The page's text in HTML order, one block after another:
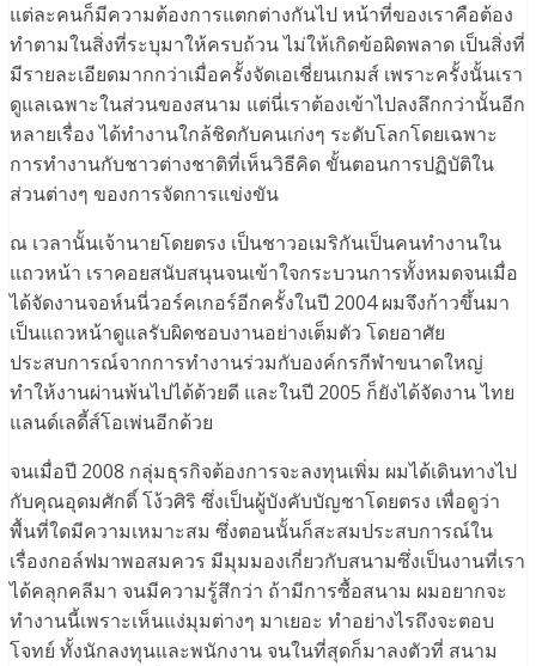
แต่ละคนก็มีความต้องการแตกต่างกันไป หน้าที่ของเราคือต้อง
ทำตามในสิ่งที่ระบุมาให้ครบถ้วน ไม่ให้เกิดข้อผิดพลาด เป็นสิ่งที่
มีรายละเอียดมากกว่าเมื่อครั้งจัดเอเชี่ยนเกมส์ เพราะครั้งนั้นเรา
ดูแลเฉพาะในส่วนของสนาม แต่นี่เราต้องเข้าไปลงลึกกว่านั้นอีก
หลายเรื่อง ได้ทำงานใกล้ชิดกับคนเก่งๆ ระดับโลกโดยเฉพาะ
การทำงานกับชาวต่างชาติที่เห็นวิธีคิด ขั้นตอนการปฏิบัติใน
ส่วนต่างๆ ของการจัดการแข่งขัน
ณ เวลานั้นเจ้านายโดยตรง เป็นชาวอเมริกันเป็นคนทำงานใน
แถวหน้า เราคอยสนับสนุนจนเข้าใจกระบวนการทั้งหมดจนเมื่อ
ได้จัดงานจอห์นนี่วอร์คเกอร์อีกครั้งในปี 2004 ผมจึงก้าวขึ้นมา
เป็นแถวหน้าดูแลรับผิดชอบงานอย่างเต็มตัว โดยอาศัย
ประสบการณ์จากการทำงานร่วมกับองค์กรกีฬาขนาดใหญ่
ทำให้งานผ่านพ้นไปได้ด้วยดี และในปี 2005 ก็ยังได้จัดงาน ไทย
แลนด์เลดี้ส์โอเพ่นอีกด้วย
จนเมื่อปี 2008 กลุ่มธุรกิจต้องการจะลงทุนเพิ่ม ผมได้เดินทางไป
กับคุณอุดมศักดิ์ โง้วศิริ ซึ่งเป็นผู้บังคับบัญชาโดยตรง เพื่อดูว่า
พื้นที่ใดมีความเหมาะสม ซึ่งตอนนั้นก็สะสมประสบการณ์ใน
เรื่องกอล์ฟมาพอสมควร มีมุมมองเกี่ยวกับสนามซึ่งเป็นงานที่เรา
ได้คลุกคลีมา จนมีความรู้สึกว่า ถ้ามีการซื้อสนาม ผมอยากจะ
ทำงานนี้เพราะเห็นแง่มุมต่างๆ มาเยอะ ทำอย่างไรถึงจะตอบ
โจทย์ ทั้งนักลงทุนและพนักงาน จนในที่สุดก็มาลงตัวที่ สนาม